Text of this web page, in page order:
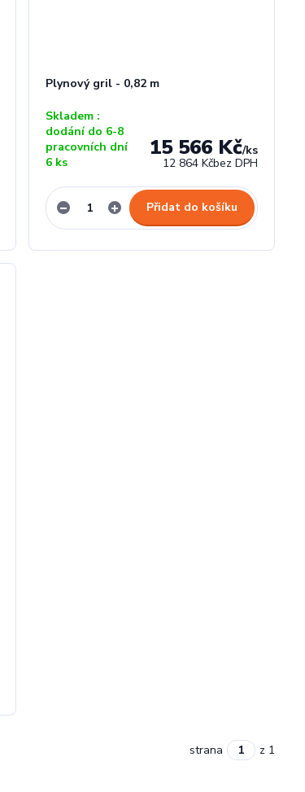
Plynový gril - 0,82 m
15 566 Kč/ks
12 864 Kčbez DPH
Skladem :
dodání do 6-8
pracovních dní
6 ks
Přidat do košíku
strana z 1